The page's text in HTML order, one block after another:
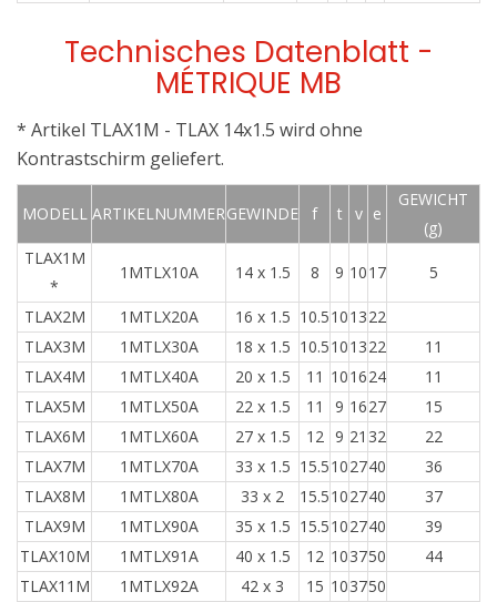
Technisches Datenblatt -
MÉTRIQUE MB
* Artikel TLAX1M - TLAX 14x1.5 wird ohne
Kontrastschirm geliefert.
MODELL ARTIKELNUMMERGEWINDE f t v e
GEWICHT
(g)
TLAX1M
*
1MTLX10A 14 x 1.5 8 9 1017 5
TLAX2M 1MTLX20A 16 x 1.5 10.5101322
TLAX3M
1MTLX30A 18 x 1.5 10.5101322
11
TLAX4M
1MTLX40A 20 x 1.5 11 101624
11
TLAX5M
1MTLX50A 22 x 1.5 11 9 1627
15
TLAX6M
1MTLX60A 27 x 1.5 12 9 21 32
22
TLAX7M
1MTLX70A 33 x 1.5 15.5102740
36
TLAX8M
1MTLX80A 33 x 2 15.5102740
37
TLAX9M
1MTLX90A 35 x 1.5 15.5102740
39
TLAX10M
1MTLX91A 40 x 1.5 12 103750
44
TLAX11M
1MTLX92A 42 x 3 15 103750